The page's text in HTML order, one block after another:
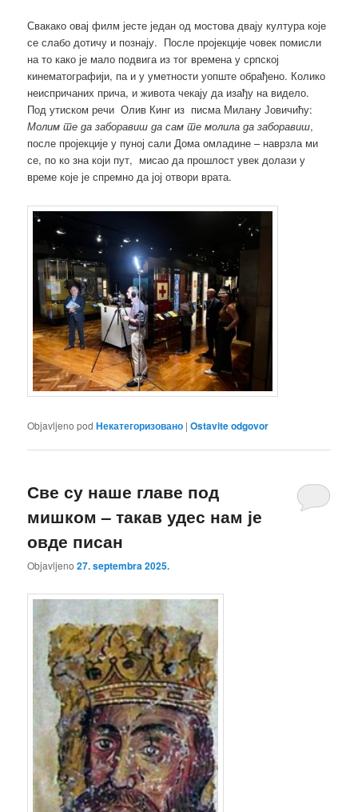
Свакако овај филм јесте један од мостова двају култура које
се слабо дотичу и познају. После пројекције човек помисли
на то како је мало подвига из тог времена у српској
кинематографији, па и у уметности уопште обрађено. Колико
неиспричаних прича, и живота чекају да изађу на видело.
Под утиском речи Олив Кинг из писма Милану Јовичићу:
Молим те да заборавиш да сам те молила да заборавиш,
после пројекције у пуној сали Дома омладине – наврзла ми
се, по ко зна који пут, мисао да прошлост увек долази у
време које је спремно да јој отвори врата.
Objavljeno pod Некатегоризовано |Ostavite odgovor
Све су наше главе под
мишком – такав удес нам је
овде писан
Objavljeno27. septembra 2025.